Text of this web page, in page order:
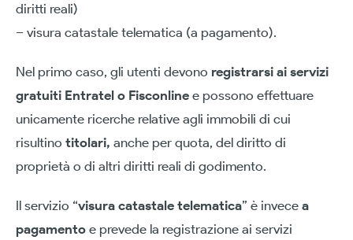
diritti reali)
– visura catastale telematica (a pagamento).
Nel primo caso, gli utenti devono registrarsi ai servizi
gratuiti Entratel o Fisconline e possono effettuare
unicamente ricerche relative agli immobili di cui
risultino titolari, anche per quota, del diritto di
proprietà o di altri diritti reali di godimento.
Il servizio “visura catastale telematica” è invece a
pagamento e prevede la registrazione ai servizi